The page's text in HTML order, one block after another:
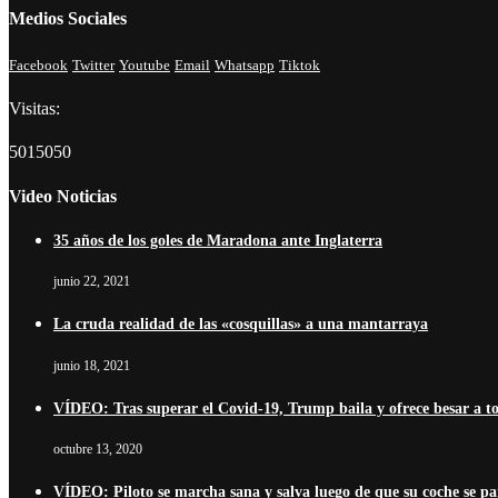
Medios Sociales
Facebook Twitter Youtube Email Whatsapp Tiktok
Visitas:
5015050
Video Noticias
35 años de los goles de Maradona ante Inglaterra
junio 22, 2021
La cruda realidad de las «cosquillas» a una mantarraya
junio 18, 2021
VÍDEO: Tras superar el Covid-19, Trump baila y ofrece besar a
octubre 13, 2020
VÍDEO: Piloto se marcha sana y salva luego de que su coche se